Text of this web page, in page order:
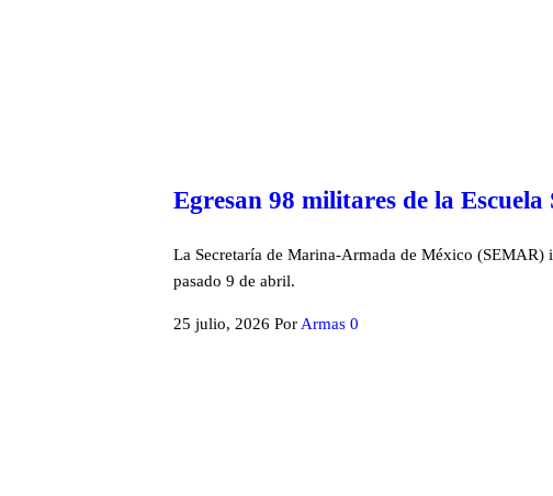
Egresan 98 militares de la
La Secretaría de Marina-Armada de México
pasado 9 de abril.
25 julio, 2026 Por Armas 0